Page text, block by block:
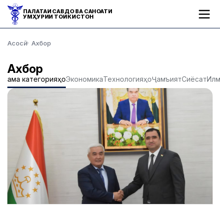
ПАЛАТАИ САВДО ВА САНОАТИ
ҶУМҲУРИИ ТОҶИКИСТОН
Асосӣ Ахбор
Ахбор
Ҳама категорияҳоЭкономикаТехнологияҳоҶамъиятСиёсатИлм